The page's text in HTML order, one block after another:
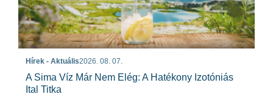
Hírek - Aktuális2026. 08. 07.
A Sima Víz Már Nem Elég: A Hatékony Izotóniás
Ital Titka